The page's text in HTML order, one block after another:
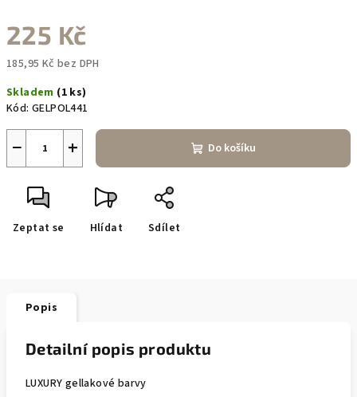
225 Kč
185,95 Kč bez DPH
cena:
Skladem (1 ks)
Kód: GELPOL441
+
− Do košíku
Zeptat se Hlídat Sdílet
Popis
Detailní popis produktu
LUXURY gellakové barvy